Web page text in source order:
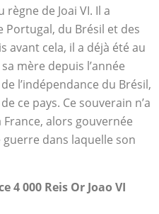
de Joai VI. Il a
Portugal, du Brésil et des
avant cela, il a déjà été au
mère depuis l’année
l’indépendance du Brésil,
ce pays. Ce souverain n’a
alors gouvernée
guerre dans laquelle son
4 000 Reis Or Joao VI